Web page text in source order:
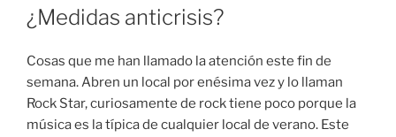
EL
¿Medidas anticrisis?
Cosas que me han llamado la atención este fin de
semana. Abren un local por enésima vez y lo llaman
Rock Star, curiosamente de rock tiene poco porque la
música es la típica de cualquier local de verano. Este